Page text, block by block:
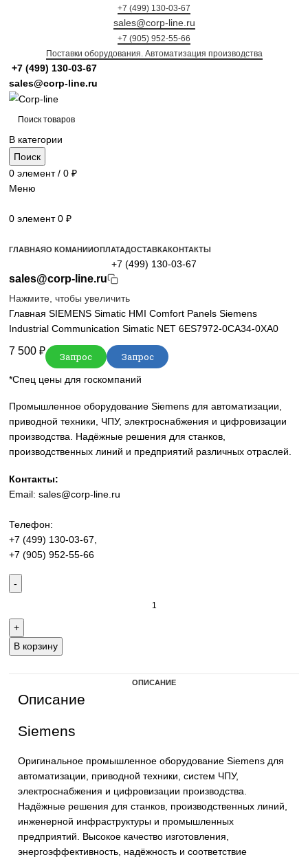
+7 (499) 130-03-67
sales@corp-line.ru
+7 (905) 952-55-66
Поставки оборудования. Автоматизация производства
+7 (499) 130-03-67
sales@corp-line.ru
В категории
Поиск
Меню
0элемент 0₽
Просмотр категорий
ГЛАВНАЯО КОМАНИИОПЛАТА
+7 (499) 130-03-67
sales@corp-line.ru
Главная SIEMENSSimatic HMI
Industrial Communication Simatic NET 6ES7972-0CA34-
Запрос Запрос
*Спец цены для госкомпаний
приводной техники, ЧПУ, электроснабжения и
производства. Надёжные решения для станков,
Контакты:
Email:sales@corp-line.ru
Телефон:
+7 (905) 952-55-66
В корзину
ОПИСАНИЕ
Описание
Siemens